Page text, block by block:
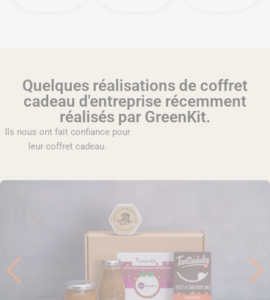
Quelques réalisations de coffret
cadeau d'entreprise récemment
réalisés par GreenKit.
Ils nous ont fait confiance pour
leur coffret cadeau.